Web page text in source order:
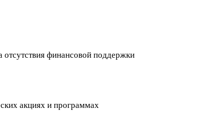
финансовой поддержки
акциях и программах